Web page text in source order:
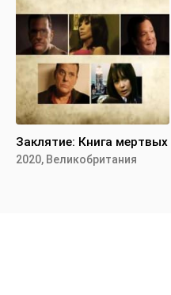
Заклятие: Книга мертвых
2020, Великобритания